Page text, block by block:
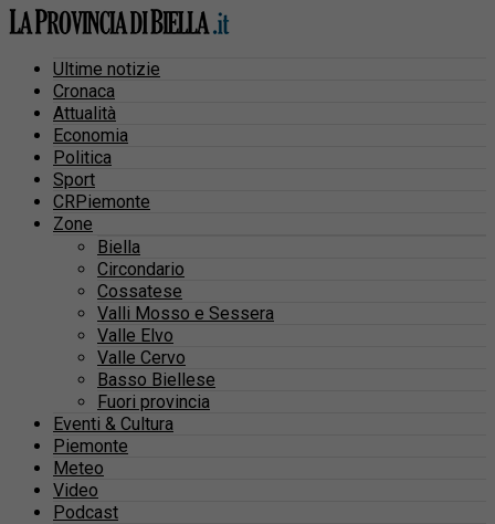
Ultime notizie
Cronaca
Attualità
Economia
Politica
Sport
CRPiemonte
Zone
Biella
Circondario
Cossatese
Valli Mosso e Sessera
Valle Elvo
Valle Cervo
Basso Biellese
Fuori provincia
Eventi & Cultura
Piemonte
Meteo
Video
Podcast